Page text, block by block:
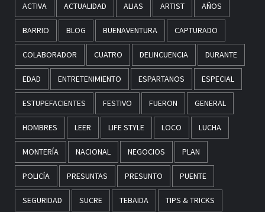
ACTIVA ACTUALIDAD ALIAS ARTIST AÑOS
BARRIO BLOG BUENAVENTURA CAPTURADO
COLABORADOR CUATRO DELINCUENCIA DURANTE
EDAD ENTRETENIMIENTO ESPARTANOS ESPECIAL
ESTUPEFACIENTES FESTIVO FUERON GENERAL
HOMBRES LEER LIFE STYLE LOCO LUCHA
MONTERÍA NACIONAL NEGOCIOS PLAN
POLICÍA PRESUNTAS PRESUNTO PUENTE
SEGURIDAD SUCRE TEBAIDA TIPS & TRICKS